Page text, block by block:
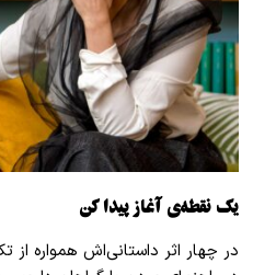
یک نقطه‌ی آغاز پیدا کن
در چهار اثر داستانی‌اش همواره از